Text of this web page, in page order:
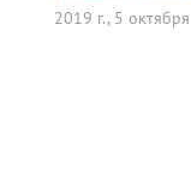
2019 г., 5 октября